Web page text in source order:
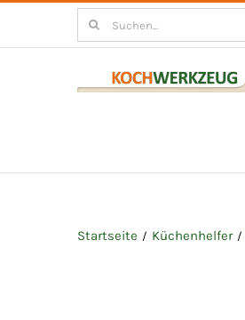
Suchen
nach:
Startseite Küchenhelfer